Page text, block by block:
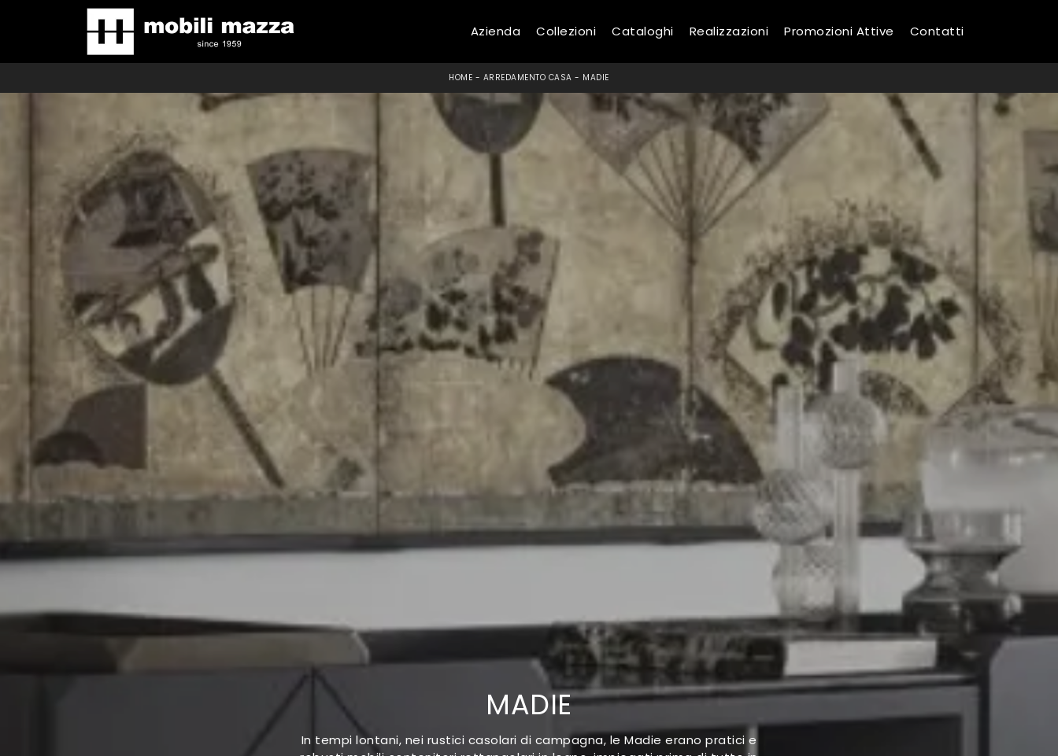
Azienda Collezioni Cataloghi Realizzazioni Promozioni Attive Contatti
HOME - ARREDAMENTO CASA - MADIE
MADIE
In tempi lontani, nei rustici casolari di campagna, le Madie erano pratici e